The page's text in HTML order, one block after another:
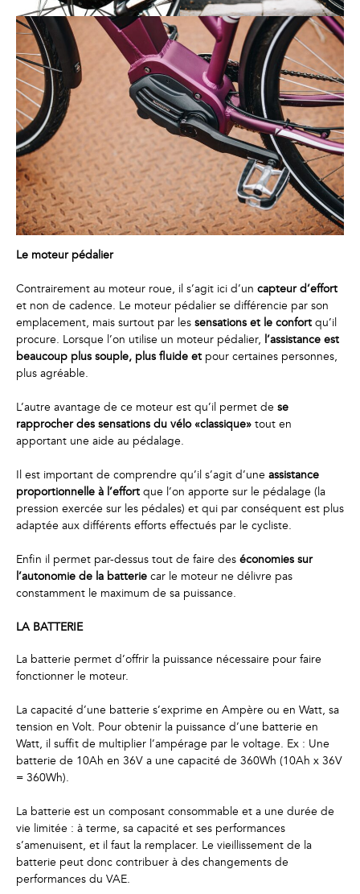
Le moteur pédalier
Contrairement au moteur roue, il s’agit ici d’un capteur d’effort
et non de cadence. Le moteur pédalier se différencie par son
emplacement, mais surtout par les sensations et le confort qu’il
procure. Lorsque l’on utilise un moteur pédalier, l’assistance est
beaucoup plus souple, plus fluide et pour certaines personnes,
plus agréable.
L’autre avantage de ce moteur est qu’il permet de se
rapprocher des sensations du vélo «classique» tout en
apportant une aide au pédalage.
Il est important de comprendre qu’il s’agit d’une assistance
proportionnelle à l’effort que l’on apporte sur le pédalage (la
pression exercée sur les pédales) et qui par conséquent est plus
adaptée aux différents efforts effectués par le cycliste.
Enfin il permet par-dessus tout de faire des économies sur
l’autonomie de la batterie car le moteur ne délivre pas
constamment le maximum de sa puissance.
LA BATTERIE
La batterie permet d’offrir la puissance nécessaire pour faire
fonctionner le moteur.
La capacité d’une batterie s’exprime en Ampère ou en Watt, sa
tension en Volt. Pour obtenir la puissance d’une batterie en
Watt, il suffit de multiplier l’ampérage par le voltage. Ex : Une
batterie de 10Ah en 36V a une capacité de 360Wh (10Ah x 36V
= 360Wh).
La batterie est un composant consommable et a une durée de
vie limitée : à terme, sa capacité et ses performances
s’amenuisent, et il faut la remplacer. Le vieillissement de la
batterie peut donc contribuer à des changements de
performances du VAE.